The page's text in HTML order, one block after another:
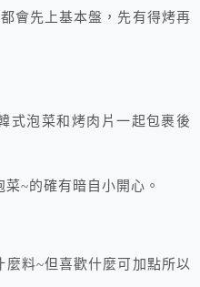
會先上基本盤，先有得烤再
式泡菜和烤肉片一起包裹後
~的確有暗自小開心。
料~但喜歡什麼可加點所以